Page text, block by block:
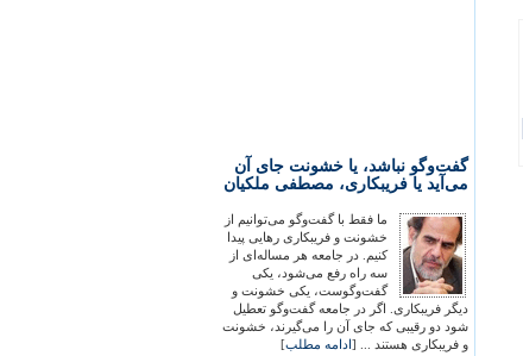
گفت‌وگو نباشد، یا خشونت جای آن
می‌آید یا فریبکاری، مصطفی ملکیان
ما فقط با گفت‌وگو می‌توانیم از
خشونت و فریبکاری رهایی پیدا
کنیم. در جامعه هر مساله‌ای از
سه راه رفع می‌شود، یکی
گفت‌وگوست، یکی خشونت و
دیگر فریبکاری. اگر در جامعه گفت‌وگو تعطیل
شود دو رقیبی که جای آن را می‌گیرند، خشونت
و فریبکاری هستند ... [ادامه مطلب]